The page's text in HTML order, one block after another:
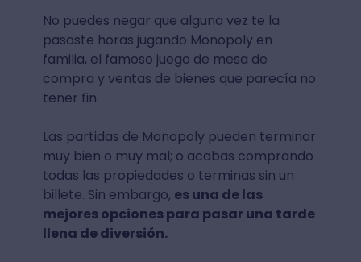
No puedes negar que alguna vez te la
pasaste horas jugando Monopoly en
familia, el famoso juego de mesa de
compra y ventas de bienes que parecía no
tener fin.
Las partidas de Monopoly pueden terminar
muy bien o muy mal; o acabas comprando
todas las propiedades o terminas sin un
billete. Sin embargo, es una de las
mejores opciones para pasar una tarde
llena de diversión.